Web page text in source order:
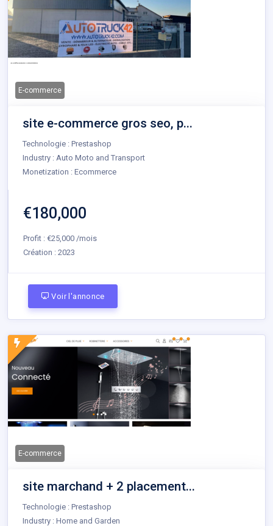
E-commerce
site e-commerce gros seo, p...
Technologie : Prestashop
Industry : Auto Moto and Transport
Monetization : Ecommerce
€180,000
Profit : €25,000 /mois
Création : 2023
Voir l'annonce
E-commerce
site marchand + 2 placement...
Technologie : Prestashop
Industry : Home and Garden